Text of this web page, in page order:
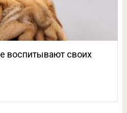
воспитывают своих